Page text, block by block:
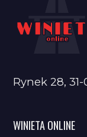
Rynek 28,
WINIETA ONLINE